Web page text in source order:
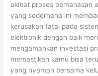
akibat proses pemanasan
yang sederhana ini
kerusakan fatal pada
elektronik dengan baik
mengamankan investasi
memastikan kamu bisa
yang nyaman bersama